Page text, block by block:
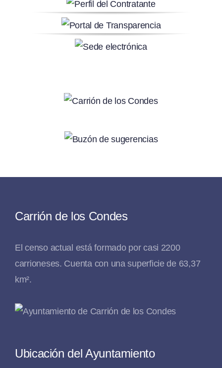
Carrión de los Condes
El censo actual está formado por casi 2200
carrioneses. Cuenta con una superficie de 63,37
km².
Ubicación del Ayuntamiento